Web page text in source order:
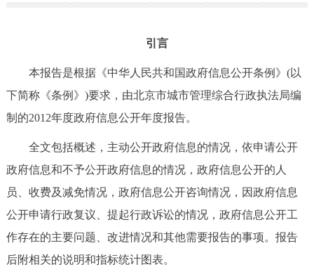
机构职能
政策兑现 政策解读 回应关切
政务服务
便民服务 利企服务 投资项目
引言
本报告是根据《中华人民共和国政府信息公开条例》(以
下简称《条例》)要求，由北京市城市管理综合行政执法局编
制的2012年度政府信息公开年度报告。
全文包括概述，主动公开政府信息的情况，依申请公开
政府信息和不予公开政府信息的情况，政府信息公开的人
员、收费及减免情况，政府信息公开咨询情况，因政府信息
公开申请行政复议、提起行政诉讼的情况，政府信息公开工
作存在的主要问题、改进情况和其他需要报告的事项。报告
后附相关的说明和指标统计图表。